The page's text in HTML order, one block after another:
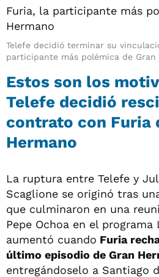
Telefe decidió terminar su
participante más polémica de Gran
Estos son los
Telefe decidió
contrato con Furia
Hermano
La ruptura entre Telefe y
Scaglione se originó tras
que culminaron en una
Pepe Ochoa en el programa
aumentó cuando Furia
último episodio de Gran
entregándoselo a Santiago